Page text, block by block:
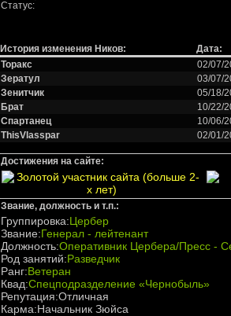
Статус:
История изменения Ников:
Дата:
Торакс
02/07/
Зератул
03/07/
Зенитчик
05/18/
Брат
10/22/
Спартанец
10/06/
ThisVlasspar
02/01/
Достижения на сайте:
Звание, должность и т.п.:
Группировка:Цербер
Звание:Генерал - лейтенант
Должность:Оперативник Цербера/Пресс -
Род занятий:Разведчик
Ранг:Ветеран
Квад:Спецподразделение «Чернобыль»
Репутация:Отличная
Карма:Начальник Зюйса